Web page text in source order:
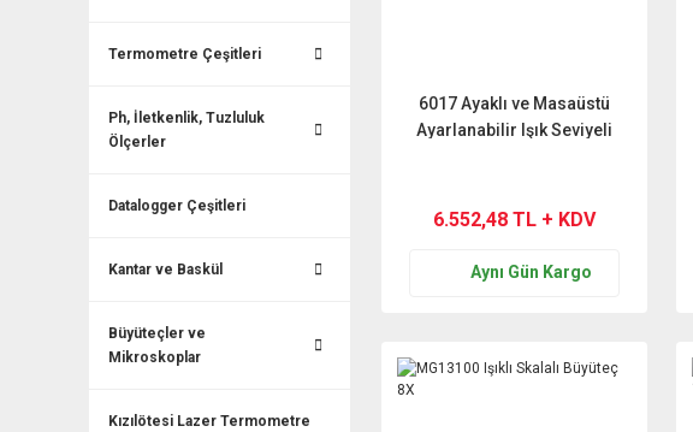
Termometre Çeşitleri
Ph, İletkenlik, Tuzluluk
Ölçerler
Datalogger Çeşitleri
Kantar ve Baskül
Büyüteçler ve
Mikroskoplar
Kızılötesi Lazer Termometre
6017 Ayaklı ve Masaüstü
Ayarlanabilir Işık Seviyeli
6.552,48 TL + KDV
Aynı Gün Kargo